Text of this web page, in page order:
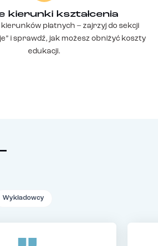
kierunki kształcenia
płatnych – zajrzyj do sekcji
i sprawdź, jak możesz obniżyć koszty
edukacji.
Wykładowcy